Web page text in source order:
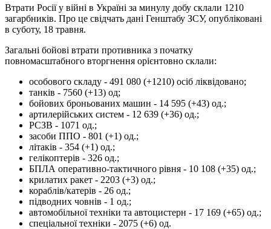
Втрати Росії у війні в Україні за минулу добу склали 1210
загарбників. Про це свідчать дані Генштабу ЗСУ, опубліковані
в суботу, 18 травня.
Загальні бойові втрати противника з початку
повномасштабного вторгнення орієнтовно склали:
особового складу - 491 080 (+1210) осіб ліквідовано;
танків - 7560 (+13) од;
бойових броньованих машин - 14 595 (+43) од.;
артилерійських систем - 12 639 (+36) од.;
РСЗВ - 1071 од.;
засоби ППО - 801 (+1) од.;
літаків - 354 (+1) од.;
гелікоптерів - 326 од.;
БПЛА оперативно-тактичного рівня - 10 108 (+35) од.;
крилатих ракет - 2203 (+3) од.;
кораблів/катерів - 26 од.;
підводних човнів - 1 од.;
автомобільної техніки та автоцистерн - 17 169 (+65) од.;
спеціальної техніки - 2075 (+6) од.